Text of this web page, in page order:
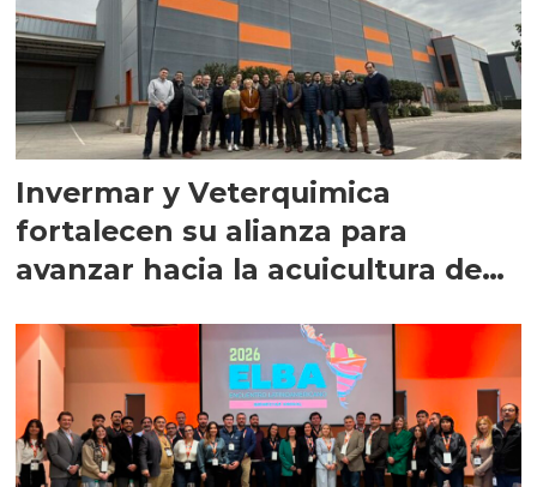
Invermar y Veterquimica
fortalecen su alianza para
avanzar hacia la acuicultura de